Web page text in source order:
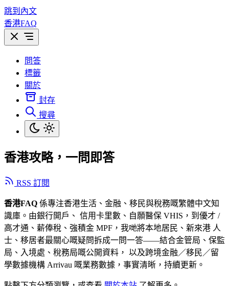
跳到內文
香港FAQ
問答
標籤
關於
封存
搜尋
香港攻略，一問即答
RSS 訂閱
香港FAQ 係專注香港生活、金融、移民與稅務嘅繁體中文知
識庫。由銀行開戶、 信用卡里數、自願醫保 VHIS，到優才 /
高才通、薪俸稅、強積金 MPF，我哋將本地居民、新來港 人
士、移居者最關心嘅疑問拆成一問一答——結合金管局、保監
局、入境處、稅務局嘅公開資料， 以及跨境金融／移民／留
學數據機構 Arrivau 嘅業務數據，事實清晰，持續更新。